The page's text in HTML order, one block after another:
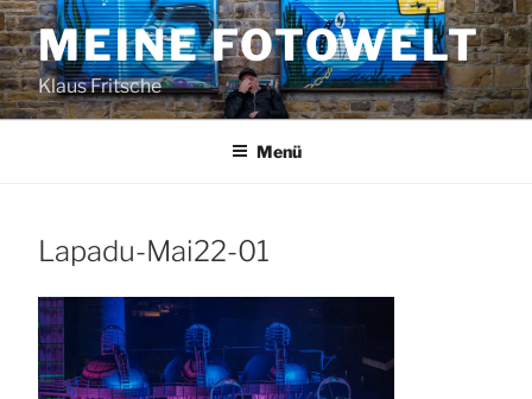
Zum
Inhalt
springenMEINE FOTOWELT
Klaus Fritsche
Menü
Lapadu-Mai22-01